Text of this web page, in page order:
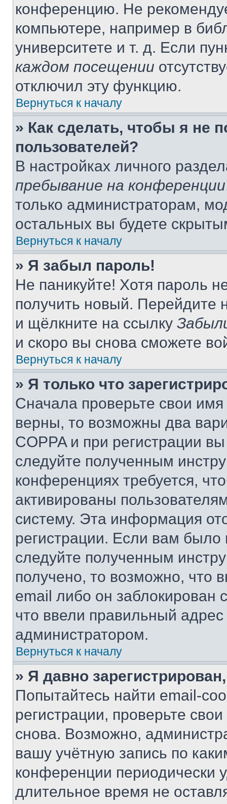
конференцию. Не
компьютере, например в
университете и т. д. Если
каждом посещении
отключил эту функцию.
Вернуться к началу
» Как сделать, чтобы я не
пользователей?
В настройках личного
пребывание на конференции
только администраторам,
остальных вы будете
Вернуться к началу
» Я забыл пароль!
Не паникуйте! Хотя пароль
получить новый. Перейдите
и щёлкните на ссылку
и скоро вы снова сможете
Вернуться к началу
» Я только что
Сначала проверьте свои
верны, то возможны два
COPPA и при регистрации
следуйте полученным
конференциях требуется,
активированы
систему. Эта информация
регистрации. Если вам
следуйте полученным
получено, то возможно, что
email либо он
что ввели правильный адрес
администратором.
Вернуться к началу
» Я давно
Попытайтесь найти email-
регистрации, проверьте
снова. Возможно,
вашу учётную запись по
конференции периодически
длительное время не